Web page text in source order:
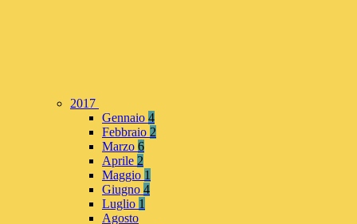
2017
Gennaio 4
Febbraio 2
Marzo 6
Aprile 2
Maggio 1
Giugno 4
Luglio 1
Agosto